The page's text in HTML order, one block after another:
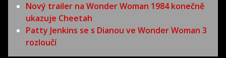
Nový trailer na Wonder Woman 1984 konečně
ukazuje Cheetah
Patty Jenkins se s Dianou ve Wonder Woman 3
rozloučí